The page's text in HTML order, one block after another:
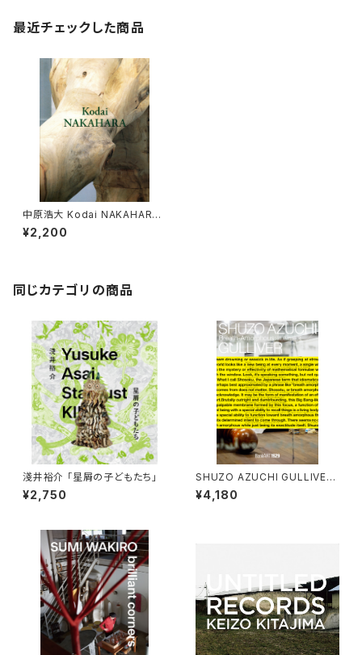
最近チェックした商品
中原浩大 Kodai NAKAHARA
1982-2014
¥2,200
同じカテゴリの商品
淺井裕介 「星屑の子どもたち」
¥2,750
SHUZO AZUCHI GULLIVER
「Breath Amorphous：消息の
将来」
¥4,180